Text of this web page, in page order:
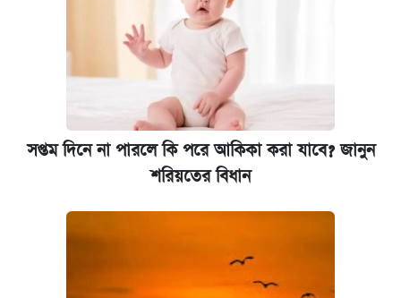
সপ্তম দিনে না পারলে কি পরে আকিকা করা যাবে? জানুন
শরিয়তের বিধান